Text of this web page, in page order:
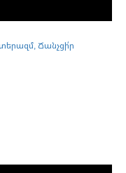
Ճանչցի՛ր